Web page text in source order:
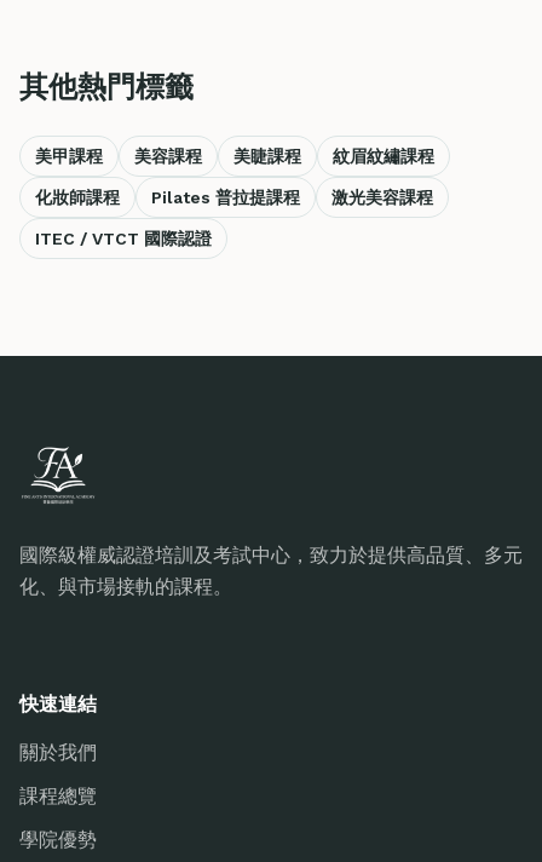
其他熱門標籤
美甲課程 美容課程 美睫課程 紋眉紋繡課程
化妝師課程 Pilates 普拉提課程 激光美容課程
ITEC / VTCT 國際認證
國際級權威認證培訓及考試中心，致力於提供高品質、多元
化、與市場接軌的課程。
快速連結
關於我們
課程總覽
學院優勢